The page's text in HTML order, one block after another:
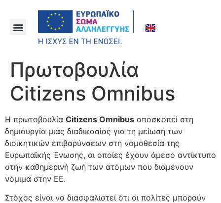
Πρωτοβουλία
Citizens Omnibus
Η πρωτοβουλία Citizens Omnibus αποσκοπεί στη
δημιουργία μιας διαδικασίας για τη μείωση των
διοικητικών επιβαρύνσεων στη νομοθεσία της
Ευρωπαϊκής Ένωσης, οι οποίες έχουν άμεσο αντίκτυπο
στην καθημερινή ζωή των ατόμων που διαμένουν
νόμιμα στην ΕΕ.
Στόχος είναι να διασφαλιστεί ότι οι πολίτες μπορούν